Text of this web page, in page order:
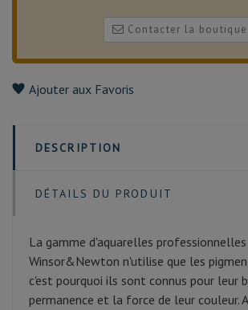
Contacter la boutique
Ajouter aux Favoris
DESCRIPTION
DÉTAILS DU PRODUIT
La gamme d'aquarelles professionnelles
Winsor&Newton n'utilise que les
c'est pourquoi ils sont connus pour leur
permanence et la force de leur couleur.